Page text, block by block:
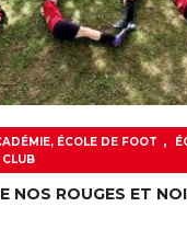
ÉCOLE DE FOOT ,
CLUB
NOS ROUGES ET